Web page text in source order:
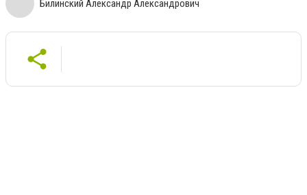
Билинский Александр Александрович